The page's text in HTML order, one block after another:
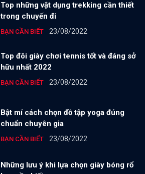
Top những vật dụng trekking cần thiết
trong chuyến đi
BẠN CẦN BIẾT 23/08/2022
Top đôi giày chơi tennis tốt và đáng sở
hữu nhất 2022
BẠN CẦN BIẾT 23/08/2022
Bật mí cách chọn đồ tập yoga đúng
chuẩn chuyên gia
BẠN CẦN BIẾT 23/08/2022
Những lưu ý khi lựa chọn giày bóng rổ